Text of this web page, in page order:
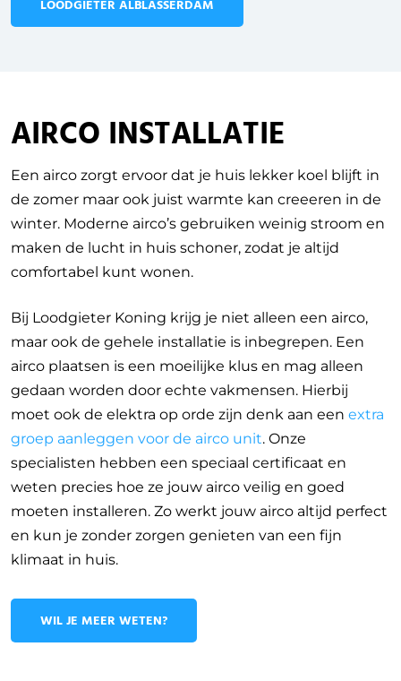
LOODGIETER ALBLASSERDAM
AIRCO INSTALLATIE
Een airco zorgt ervoor dat je huis lekker koel blijft in
de zomer maar ook juist warmte kan creeeren in de
winter. Moderne airco’s gebruiken weinig stroom en
maken de lucht in huis schoner, zodat je altijd
comfortabel kunt wonen.
Bij Loodgieter Koning krijg je niet alleen een airco,
maar ook de gehele installatie is inbegrepen. Een
airco plaatsen is een moeilijke klus en mag alleen
gedaan worden door echte vakmensen. Hierbij
moet ook de elektra op orde zijn denk aan een extra
groep aanleggen voor de airco unit. Onze
specialisten hebben een speciaal certificaat en
weten precies hoe ze jouw airco veilig en goed
moeten installeren. Zo werkt jouw airco altijd perfect
en kun je zonder zorgen genieten van een fijn
klimaat in huis.
WIL JE MEER WETEN?